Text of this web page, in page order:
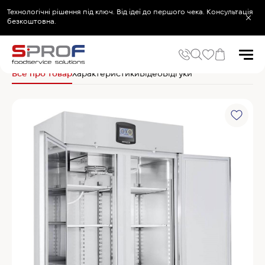
Технологічні рішення під ключ. Від ідеї до першого чека. Консультація
безкоштовна.
Популярні запити
Холодильник
Популярні категорії
Печі та пароконвектомати
Холодильне та Морозильне обладнання
Овочерізки професійні
Хімія для пароконвектоматів
Хімія для посудомийних машин
Популярні товари
Головна Холодильне та Морозильне обладнанняШафи для дозрівання
Все про товарХарактеристикиВідеоВідгуки